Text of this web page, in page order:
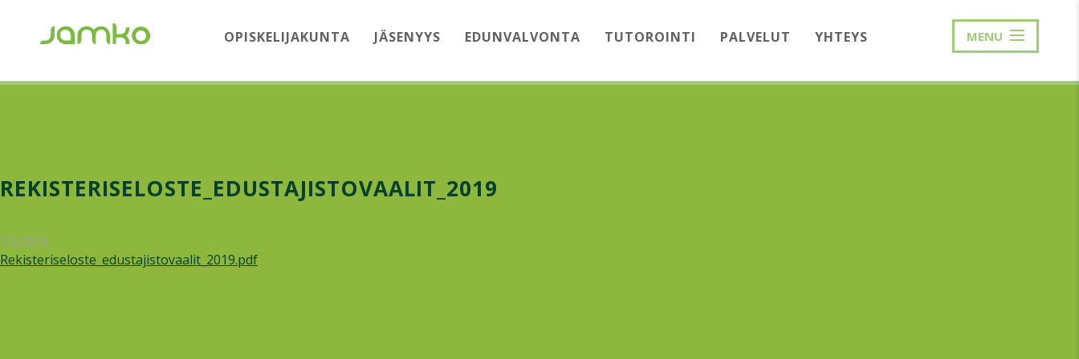
OPISKELIJAKUNTA JÄSENYYS EDUNVALVONTA TUTOROINTI PALVELUT YHTEYS MENU
REKISTERISELOSTE_EDUSTAJISTOVAALIT_2019
3.9.2019
Rekisteriseloste_edustajistovaalit_2019.pdf